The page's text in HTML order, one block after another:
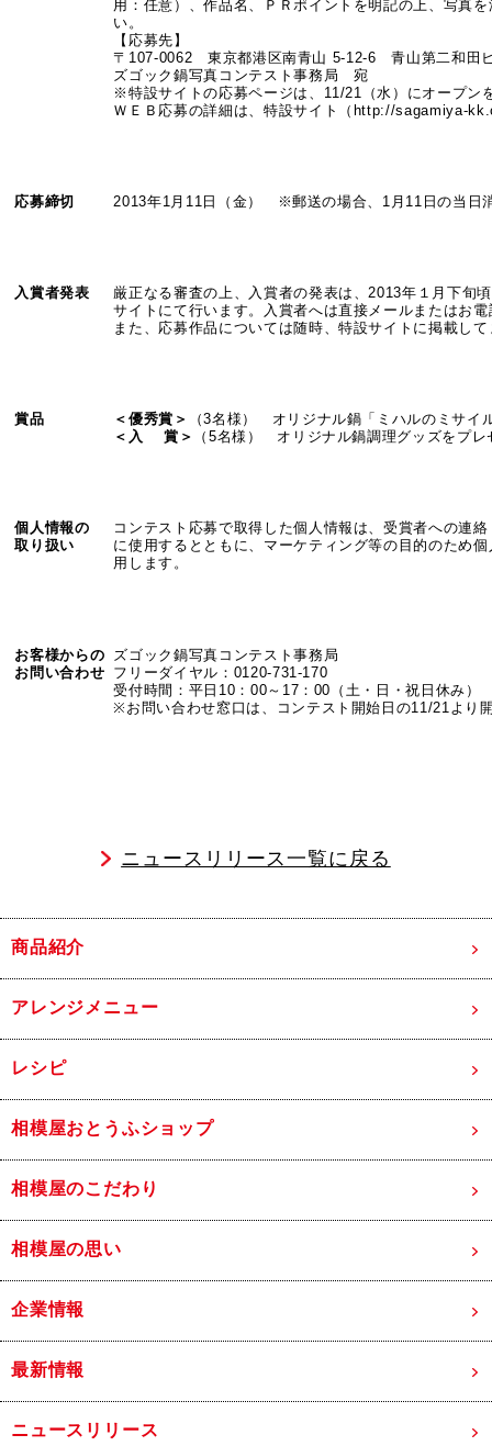
用：任意）、作品名、ＰＲポイントを明記の上、写真
い。
【応募先】
〒107-0062 東京都港区南青山 5-12-6 青山第二和田
ズゴック鍋写真コンテスト事務局 宛
※特設サイトの応募ページは、11/21（水）にオープン
ＷＥＢ応募の詳細は、特設サイト（http://sagamiya-
応募締切 2013年1月11日（金） ※郵送の場合、1月11日の当日
入賞者発表
厳正なる審査の上、入賞者の発表は、2013年１月下旬
サイトにて行います。入賞者へは直接メールまたはお
また、応募作品については随時、特設サイトに掲載し
賞品 ＜優秀賞＞
（3名様） オリジナル鍋「ミハルのミサイ
＜入 賞＞
（5名様） オリジナル鍋調理グッズをプレ
個人情報の
取り扱い
コンテスト応募で取得した個人情報は、受賞者への連
に使用するとともに、マーケティング等の目的のため
用します。
お客様からの
お問い合わせ
ズゴック鍋写真コンテスト事務局
フリーダイヤル：0120-731-170
受付時間：平日10：00～17：00（土・日・祝日休み）
※お問い合わせ窓口は、コンテスト開始日の11/21より
ニュースリリース一覧に戻る
商品紹介
アレンジメニュー
レシピ
相模屋おとうふショップ
相模屋のこだわり
相模屋の思い
企業情報
最新情報
ニュースリリース